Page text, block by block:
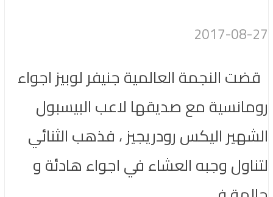
2017-08-27
قضت النجمة العالمية جنيفر لوبيز اجواء
رومانسية مع صديقها لاعب البيسبول
الشهير اليكس رودريجيز ، فذهب الثنائي
لتناول وجبه العشاء في اجواء هادئة و